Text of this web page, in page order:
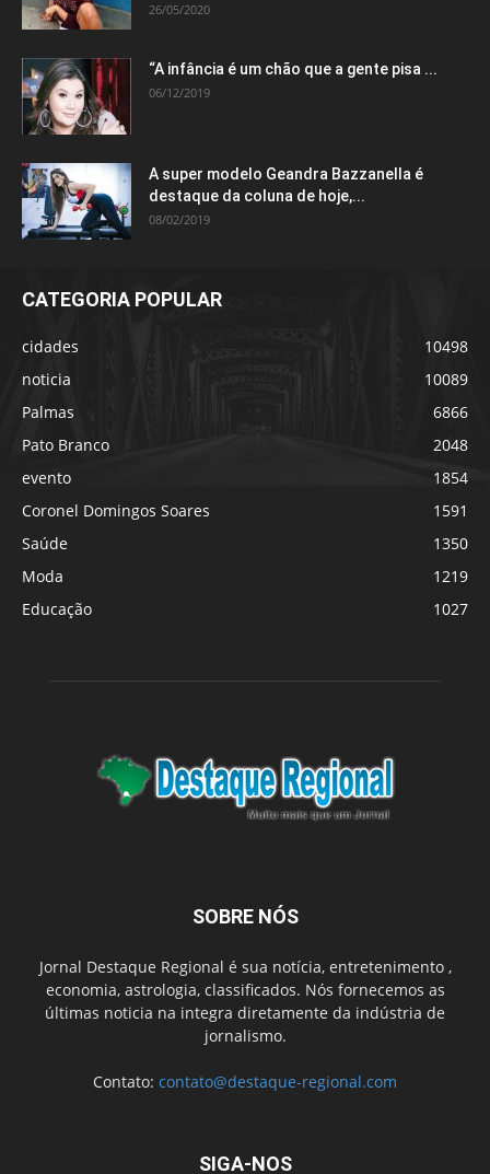
26/05/2020
“A infância é um chão que a gente pisa ...
06/12/2019
A super modelo Geandra Bazzanella é
destaque da coluna de hoje,...
08/02/2019
CATEGORIA POPULAR
cidades
10498
noticia
10089
Palmas
6866
Pato Branco
2048
evento
1854
Coronel Domingos Soares
1591
Saúde
1350
Moda
1219
Educação
1027
SOBRE NÓS
Jornal Destaque Regional é sua notícia, entretenimento ,
economia, astrologia, classificados. Nós fornecemos as
últimas noticia na integra diretamente da indústria de
jornalismo.
Contato: contato@destaque-regional.com
SIGA-NOS